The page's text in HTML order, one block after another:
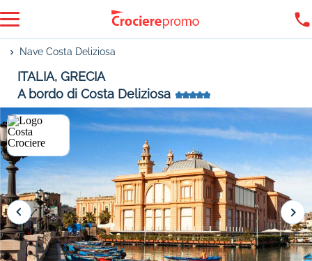
Nave Costa Deliziosa
ITALIA, GRECIA
A bordo di Costa Deliziosa